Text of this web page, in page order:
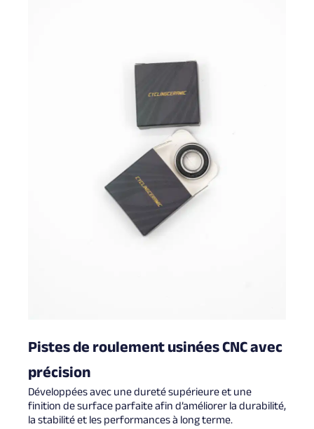
Pistes de roulement usinées CNC avec
précision
Développées avec une dureté supérieure et une
finition de surface parfaite afin d’améliorer la durabilité,
la stabilité et les performances à long terme.